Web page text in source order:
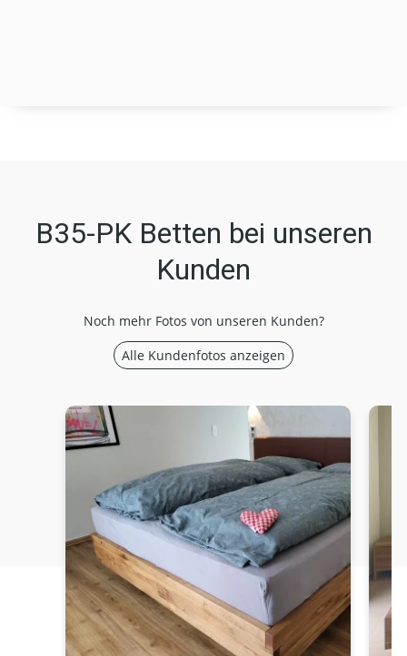
B35-PK Betten bei unseren
Kunden
Noch mehr Fotos von unseren Kunden?
Alle Kundenfotos anzeigen